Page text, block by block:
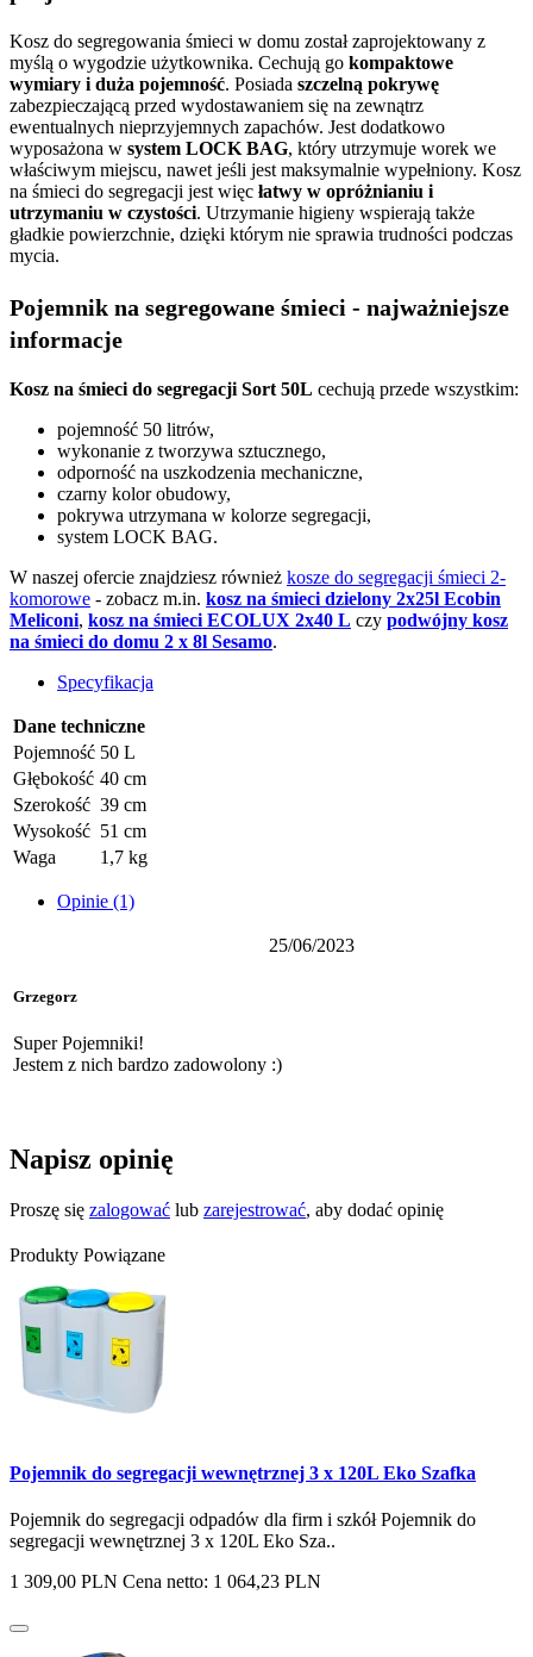
Kosz do segregowania śmieci w domu został zaprojektowany z
myślą o wygodzie użytkownika. Cechują go kompaktowe
wymiary i duża pojemność. Posiada szczelną pokrywę
zabezpieczającą przed wydostawaniem się na zewnątrz
ewentualnych nieprzyjemnych zapachów. Jest dodatkowo
wyposażona w system LOCK BAG, który utrzymuje worek we
właściwym miejscu, nawet jeśli jest maksymalnie wypełniony. Kosz
na śmieci do segregacji jest więc łatwy w opróżnianiu i
utrzymaniu w czystości. Utrzymanie higieny wspierają także
gładkie powierzchnie, dzięki którym nie sprawia trudności podczas
mycia.
Pojemnik na segregowane śmieci - najważniejsze
informacje
Kosz na śmieci do segregacji Sort 50L cechują przede wszystkim:
pojemność 50 litrów,
wykonanie z tworzywa sztucznego,
odporność na uszkodzenia mechaniczne,
czarny kolor obudowy,
pokrywa utrzymana w kolorze segregacji,
system LOCK BAG.
W naszej ofercie znajdziesz również kosze do segregacji śmieci 2-
komorowe - zobacz m.in. kosz na śmieci dzielony 2x25l Ecobin
Meliconi, kosz na śmieci ECOLUX 2x40 L czy podwójny kosz
na śmieci do domu 2 x 8l Sesamo.
Specyfikacja
Dane techniczne
Pojemność 50 L
Głębokość 40 cm
Szerokość 39 cm
Wysokość 51 cm
Waga
1,7 kg
Opinie (1)
25/06/2023
Grzegorz
Super Pojemniki!
Jestem z nich bardzo zadowolony :)
Napisz opinię
Proszę się zalogować lub zarejestrować, aby dodać opinię
Produkty Powiązane
Pojemnik do segregacji wewnętrznej 3 x 120L Eko Szafka
Pojemnik do segregacji odpadów dla firm i szkół Pojemnik do
segregacji wewnętrznej 3 x 120L Eko Sza..
1 309,00 PLN Cena netto: 1 064,23 PLN